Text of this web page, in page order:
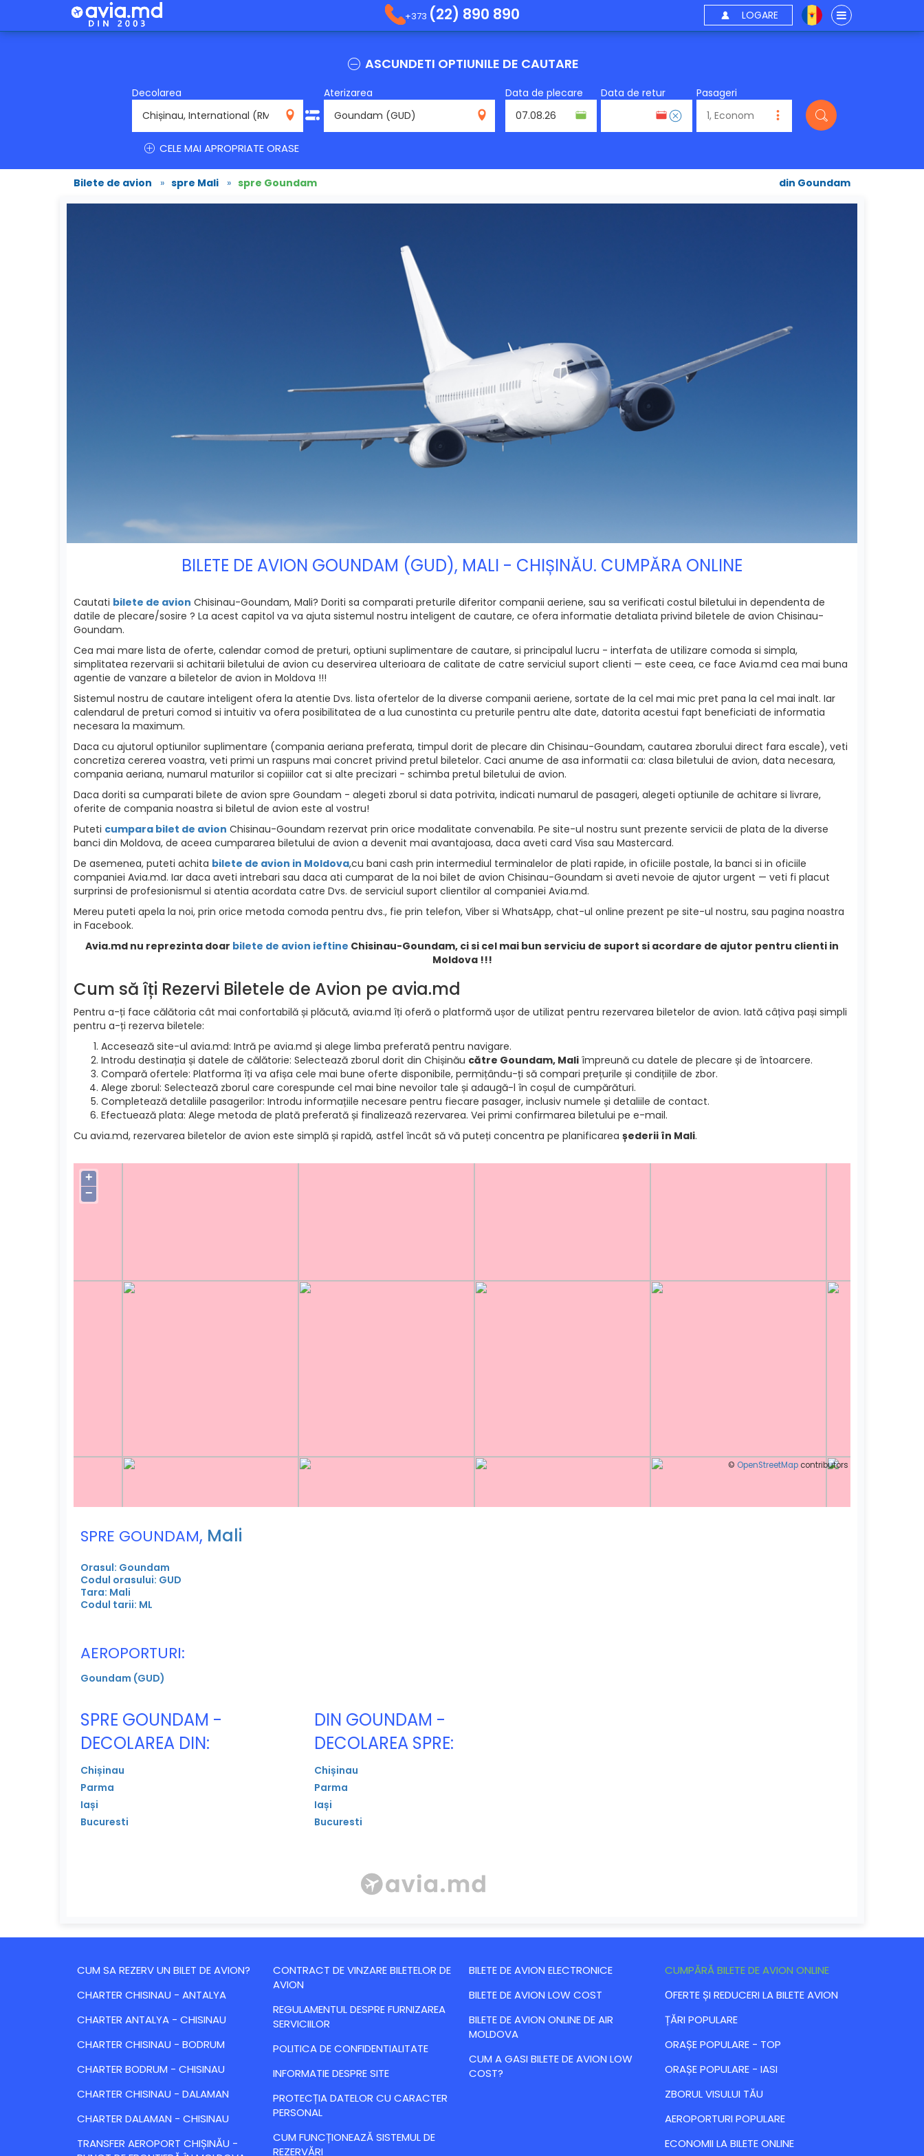
+373 (22) 890 890 LOGARE
ASCUNDETI OPTIUNILE DE CAUTARE
Decolarea
RMO
Aterizarea
Data de plecare Data de retur Pasageri
CELE MAI APROPRIATE ORASE
Bilete de avion » spre Mali » spre Goundam din Goundam
BILETE DE AVION GOUNDAM (GUD), MALI - CHIȘINĂU. CUMPĂRA ONLINE
Cautati bilete de avion Chisinau-Goundam, Mali? Doriti sa comparati preturile diferitor companii aeriene, sau sa verificati costul biletului in dependenta de
datile de plecare/sosire ? La acest capitol va va ajuta sistemul nostru inteligent de cautare, ce ofera informatie detaliata privind biletele de avion Chisinau-
Goundam.
Cea mai mare lista de oferte, calendar comod de preturi, optiuni suplimentare de cautare, si principalul lucru - interfatа de utilizare comoda si simpla,
simplitatea rezervarii si achitarii biletului de avion cu deservirea ulterioara de calitate de catre serviciul suport clienti — este ceea, ce face Avia.md cea mai buna
agentie de vanzare a biletelor de avion in Moldova !!!
Sistemul nostru de cautare inteligent ofera la atentie Dvs. lista ofertelor de la diverse companii aeriene, sortate de la cel mai mic pret pana la cel mai inalt. Iar
calendarul de preturi comod si intuitiv va ofera posibilitatea de a lua cunostinta cu preturile pentru alte date, datorita acestui fapt beneficiati de informatia
necesara la maximum.
Daca cu ajutorul optiunilor suplimentare (compania aeriana preferata, timpul dorit de plecare din Chisinau-Goundam, cautarea zborului direct fara escale), veti
concretiza cererea voastra, veti primi un raspuns mai concret privind pretul biletelor. Caci anume de asa informatii ca: clasa biletului de avion, data necesara,
compania aeriana, numarul maturilor si copiiilor cat si alte precizari - schimba pretul biletului de avion.
Daca doriti sa cumparati bilete de avion spre Goundam - alegeti zborul si data potrivita, indicati numarul de pasageri, alegeti optiunile de achitare si livrare,
oferite de compania noastra si biletul de avion este al vostru!
Puteti cumpara bilet de avion Chisinau-Goundam rezervat prin orice modalitate convenabila. Pe site-ul nostru sunt prezente servicii de plata de la diverse
banci din Moldova, de aceea cumpararea biletului de avion a devenit mai avantajoasa, daca aveti card Visa sau Mastercard.
De asemenea, puteti achita bilete de avion in Moldova,cu bani cash prin intermediul terminalelor de plati rapide, in oficiile postale, la banci si in oficiile
companiei Avia.md. Iar daca aveti intrebari sau daca ati cumparat de la noi bilet de avion Chisinau-Goundam si aveti nevoie de ajutor urgent — veti fi placut
surprinsi de profesionismul si atentia acordata catre Dvs. de serviciul suport clientilor al companiei Avia.md.
Mereu puteti apela la noi, prin orice metoda comoda pentru dvs., fie prin telefon, Viber si WhatsApp, chat-ul online prezent pe site-ul nostru, sau pagina noastra
in Facebook.
Avia.md nu reprezinta doar bilete de avion ieftine Chisinau-Goundam, ci si cel mai bun serviciu de suport si acordare de ajutor pentru clienti in
Moldova !!!
Cum să îți Rezervi Biletele de Avion pe avia.md
Pentru a-ți face călătoria cât mai confortabilă și plăcută, avia.md îți oferă o platformă ușor de utilizat pentru rezervarea biletelor de avion. Iată câțiva pași simpli
pentru a-ți rezerva biletele:
Accesează site-ul avia.md: Intră pe avia.md și alege limba preferată pentru navigare.
Introdu destinația și datele de călătorie: Selectează zborul dorit din Chișinău către Goundam, Mali împreună cu datele de plecare și de întoarcere.
Compară ofertele: Platforma îți va afișa cele mai bune oferte disponibile, permițându-ți să compari prețurile și condițiile de zbor.
Alege zborul: Selectează zborul care corespunde cel mai bine nevoilor tale și adaugă-l în coșul de cumpărături.
Completează detaliile pasagerilor: Introdu informațiile necesare pentru fiecare pasager, inclusiv numele și detaliile de contact.
Efectuează plata: Alege metoda de plată preferată și finalizează rezervarea. Vei primi confirmarea biletului pe e-mail.
Cu avia.md, rezervarea biletelor de avion este simplă și rapidă, astfel încât să vă puteți concentra pe planificarea șederii în Mali.
+
−
© OpenStreetMap contributors
SPRE GOUNDAM, Mali
Orasul: Goundam
Codul orasului: GUD
Tara: Mali
Codul tarii: ML
AEROPORTURI:
Goundam (GUD)
SPRE GOUNDAM -
DECOLAREA DIN:
Chișinau
Parma
Iași
Bucuresti
DIN GOUNDAM -
DECOLAREA SPRE:
Chișinau
Parma
Iași
Bucuresti
CUM SA REZERV UN BILET DE AVION?
CHARTER CHISINAU - ANTALYA
CHARTER ANTALYA - CHISINAU
CHARTER CHISINAU - BODRUM
CHARTER BODRUM - CHISINAU
CHARTER CHISINAU - DALAMAN
CHARTER DALAMAN - CHISINAU
TRANSFER AEROPORT CHIȘINĂU -
CONTRACT DE VINZARE BILETELOR DE
AVION
REGULAMENTUL DESPRE FURNIZAREA
SERVICIILOR
POLITICA DE CONFIDENTIALITATE
INFORMATIE DESPRE SITE
PROTECȚIA DATELOR CU CARACTER
PERSONAL
CUM FUNCȚIONEAZĂ SISTEMUL DE
REZERVĂRI
BILETE DE AVION ELECTRONICE
BILETE DE AVION LOW COST
BILETE DE AVION ONLINE DE AIR
MOLDOVA
CUM A GASI BILETE DE AVION LOW
COST?
CUMPĂRĂ BILETE DE AVION ONLINE
ОFERTE ȘI REDUCERI LA BILETE AVION
ȚĂRI POPULARE
ORAȘE POPULARE - TOP
ORAȘE POPULARE - IASI
ZBORUL VISULUI TĂU
AEROPORTURI POPULARE
ECONOMII LA BILETE ONLINE